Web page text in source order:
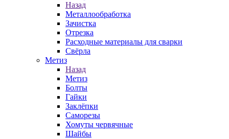
Назад
Металлообработка
Зачистка
Отрезка
Расходные материалы для сварки
Свёрла
Метиз
Назад
Метиз
Болты
Гайки
Заклёпки
Саморезы
Хомуты червячные
Шайбы